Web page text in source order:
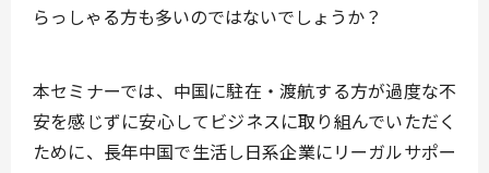
らっしゃる方も多いのではないでしょうか？
本セミナーでは、中国に駐在・渡航する方が過度な不
安を感じずに安心してビジネスに取り組んでいただく
ために、長年中国で生活し日系企業にリーガルサポー